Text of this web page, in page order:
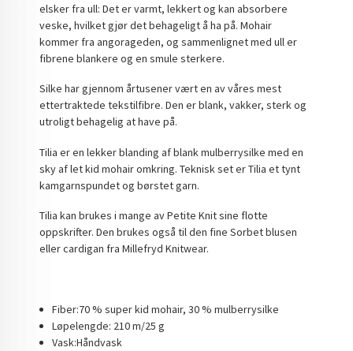
elsker fra ull: Det er varmt, lekkert og kan absorbere
veske, hvilket gjør det behageligt å ha på. Mohair
kommer fra angorageden, og sammenlignet med ull er
fibrene blankere og en smule sterkere.
Silke har gjennom årtusener vært en av våres mest
ettertraktede tekstilfibre. Den er blank, vakker, sterk og
utroligt behagelig at have på.
Tilia er en lekker blanding af blank mulberrysilke med en
sky af let kid mohair omkring. Teknisk set er Tilia et tynt
kamgarnspundet og børstet garn.
Tilia kan brukes i mange av Petite Knit sine flotte
oppskrifter. Den brukes også til den fine Sorbet blusen
eller cardigan fra Millefryd Knitwear.
Fiber:70 % super kid mohair, 30 % mulberrysilke
Løpelengde: 210 m/25 g
Vask:Håndvask